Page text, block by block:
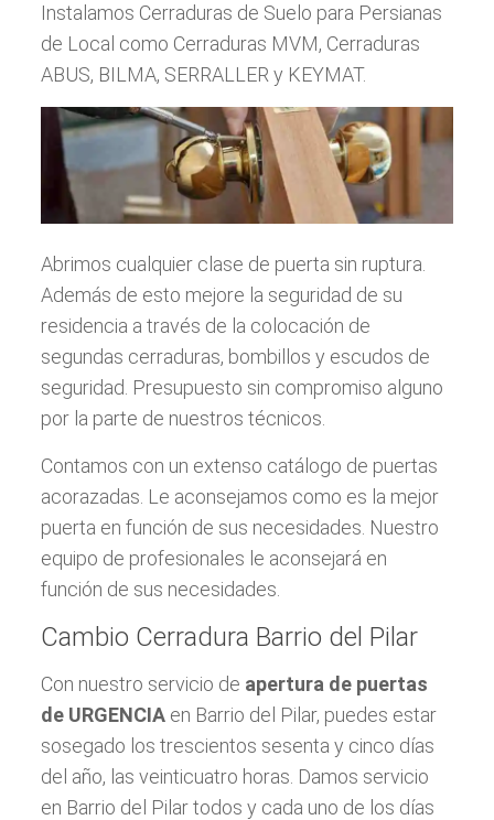
Instalamos Cerraduras de Suelo para Persianas
de Local como Cerraduras MVM, Cerraduras
ABUS, BILMA, SERRALLER y KEYMAT.
Abrimos cualquier clase de puerta sin ruptura.
Además de esto mejore la seguridad de su
residencia a través de la colocación de
segundas cerraduras, bombillos y escudos de
seguridad. Presupuesto sin compromiso alguno
por la parte de nuestros técnicos.
Contamos con un extenso catálogo de puertas
acorazadas. Le aconsejamos como es la mejor
puerta en función de sus necesidades. Nuestro
equipo de profesionales le aconsejará en
función de sus necesidades.
Cambio Cerradura Barrio del Pilar
Con nuestro servicio de apertura de puertas
de URGENCIA en Barrio del Pilar, puedes estar
sosegado los trescientos sesenta y cinco días
del año, las veinticuatro horas. Damos servicio
en Barrio del Pilar todos y cada uno de los días